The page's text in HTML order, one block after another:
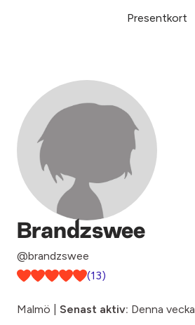
Presentkort
Brandzswee
@brandzswee
(13)
Malmö | Senast aktiv: Denna vecka